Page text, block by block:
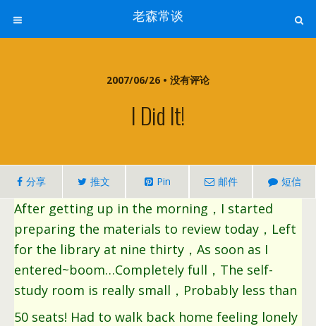
老森常谈
2007/06/26 • 没有评论
I Did It!
分享 推文 Pin 邮件 短信
After getting up in the morning，I started
preparing the materials to review today，Left
for the library at nine thirty，As soon as I
entered~boom…Completely full，The self-
study room is really small，Probably less than
50 seats! Had to walk back home feeling lonely